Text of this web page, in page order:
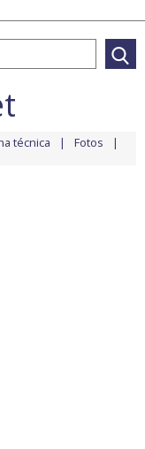
técnica Fotos